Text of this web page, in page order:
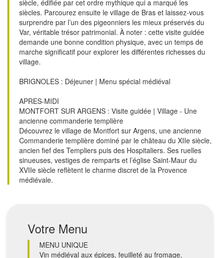
siècle, édifiée par cet ordre mythique qui a marqué les
siècles. Parcourez ensuite le village de Bras et laissez-vous
surprendre par l’un des pigeonniers les mieux préservés du
Var, véritable trésor patrimonial. À noter : cette visite guidée
demande une bonne condition physique, avec un temps de
marche significatif pour explorer les différentes richesses du
village.
BRIGNOLES : Déjeuner | Menu spécial médiéval
APRES-MIDI
MONTFORT SUR ARGENS : Visite guidée | Village - Une
ancienne commanderie templière
Découvrez le village de Montfort sur Argens, une ancienne
Commanderie templière dominé par le château du XIIe siècle,
ancien fief des Templiers puis des Hospitaliers. Ses ruelles
sinueuses, vestiges de remparts et l’église Saint-Maur du
XVIIe siècle reflètent le charme discret de la Provence
médiévale.
Votre Menu
MENU UNIQUE
Vin médiéval aux épices, feuilleté au fromage,